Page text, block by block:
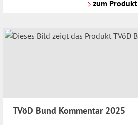
zum Produkt
TVöD Bund Kommentar 2025